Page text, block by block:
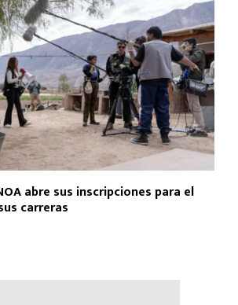
abre sus inscripciones para el
carreras